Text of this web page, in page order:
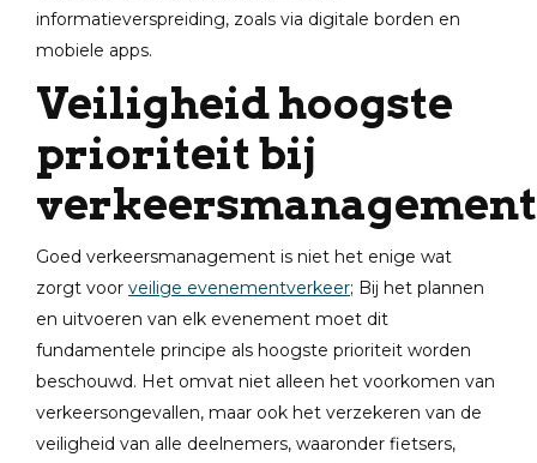
informatieverspreiding, zoals via digitale borden en
mobiele apps.
Veiligheid hoogste
prioriteit bij
verkeersmanagement
Goed verkeersmanagement is niet het enige wat
zorgt voor veilige evenementverkeer; Bij het plannen
en uitvoeren van elk evenement moet dit
fundamentele principe als hoogste prioriteit worden
beschouwd. Het omvat niet alleen het voorkomen van
verkeersongevallen, maar ook het verzekeren van de
veiligheid van alle deelnemers, waaronder fietsers,